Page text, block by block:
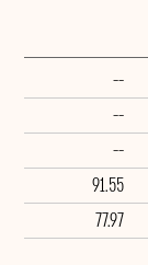
--
--
--
91.55
77.97